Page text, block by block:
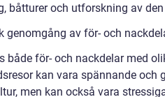
båtturer och utforskning av
genomgång av för- och
både för- och nackdelar med
kan vara spännande och
men kan också vara